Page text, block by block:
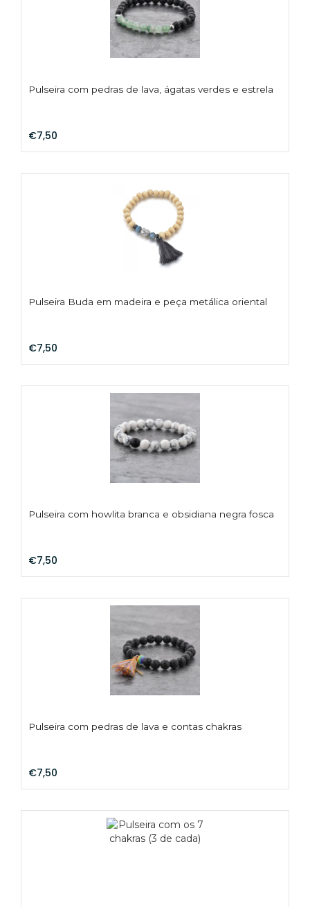
Pulseira com pedras de lava, ágatas verdes e estrela
€7,50
Pulseira Buda em madeira e peça metálica oriental
€7,50
Pulseira com howlita branca e obsidiana negra fosca
€7,50
Pulseira com pedras de lava e contas chakras
€7,50